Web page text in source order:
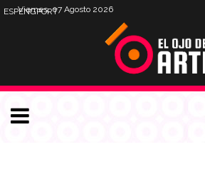
Viernes, 07 Agosto 2026
ESPENGPORT